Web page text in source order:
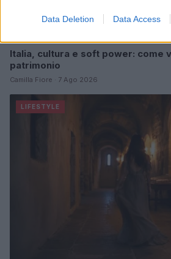
Data Deletion Data Access
Italia, cultura e soft power: come
patrimonio
Camilla Fiore · 7 Ago 2026
LIFESTYLE